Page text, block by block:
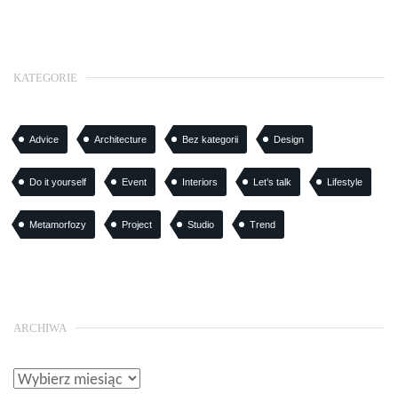
KATEGORIE
Advice Architecture Bez kategorii Design
Do it yourself Event Interiors Let’s talk Lifestyle
Metamorfozy Project Studio Trend
ARCHIWA